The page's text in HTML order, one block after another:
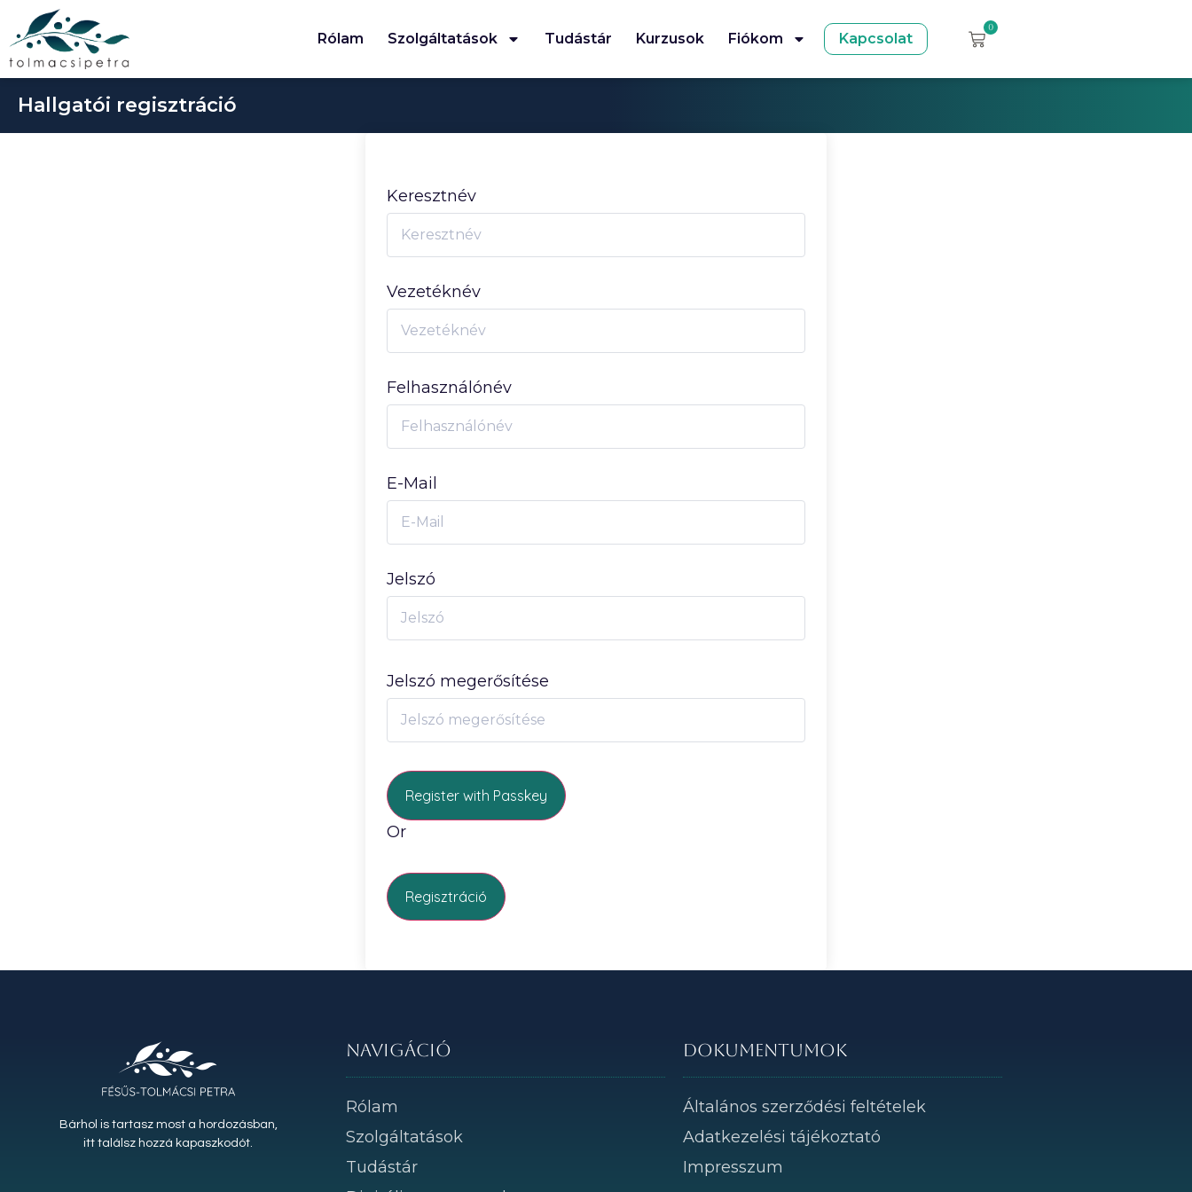
Rólam Szolgáltatások Tudástár Kurzusok Fiókom Kapcsolat
0
Hallgatói regisztráció
Keresztnév
Vezetéknév
Felhasználónév
E-Mail
Jelszó
Jelszó megerősítése
Register with Passkey
Or
Regisztráció
Bárhol is tartasz most a hordozásban,
itt találsz hozzá kapaszkodót.
Navigáció
Rólam
Szolgáltatások
Tudástár
Dokumentumok
Általános szerződési feltételek
Adatkezelési tájékoztató
Impresszum